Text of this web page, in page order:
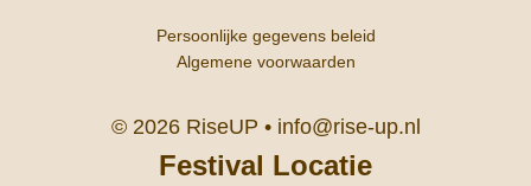
Persoonlijke gegevens beleid
Algemene voorwaarden
© 2026 RiseUP • info@rise-up.nl
Festival Locatie